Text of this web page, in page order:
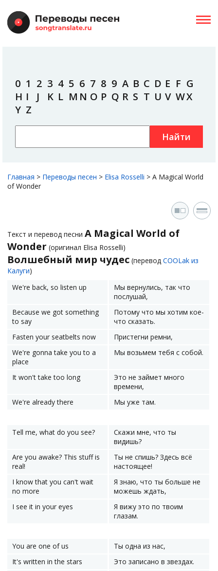
0 1 2 3 4 5 6 7 8 9 A B C D E F G
H I J K L M N O P Q R S T U V WX
Y Z
Найти
Главная > Переводы песен > Elisa Rosselli > A Magical World
of Wonder
Текст и перевод песни A Magical World of
Wonder (оригинал Elisa Rosselli)
Волшебный мир чудес (перевод COOLak из
Калуги)
We're back, so listen up
Мы вернулись, так что
послушай,
Because we got something
to say
Потому что мы хотим кое-
что сказать.
Fasten your seatbelts now
Пристегни ремни,
We're gonna take you to a
place
Мы возьмем тебя с собой.
It won't take too long
Это не займет много
времени,
We're already there
Мы уже там.
Tell me, what do you see?
Скажи мне, что ты
видишь?
Are you awake? This stuff is
real!
Ты не спишь? Здесь всё
настоящее!
I know that you can't wait
no more
Я знаю, что ты больше не
можешь ждать,
I see it in your eyes
Я вижу это по твоим
глазам.
You are one of us
Ты одна из нас,
It's written in the stars
Это записано в звездах.